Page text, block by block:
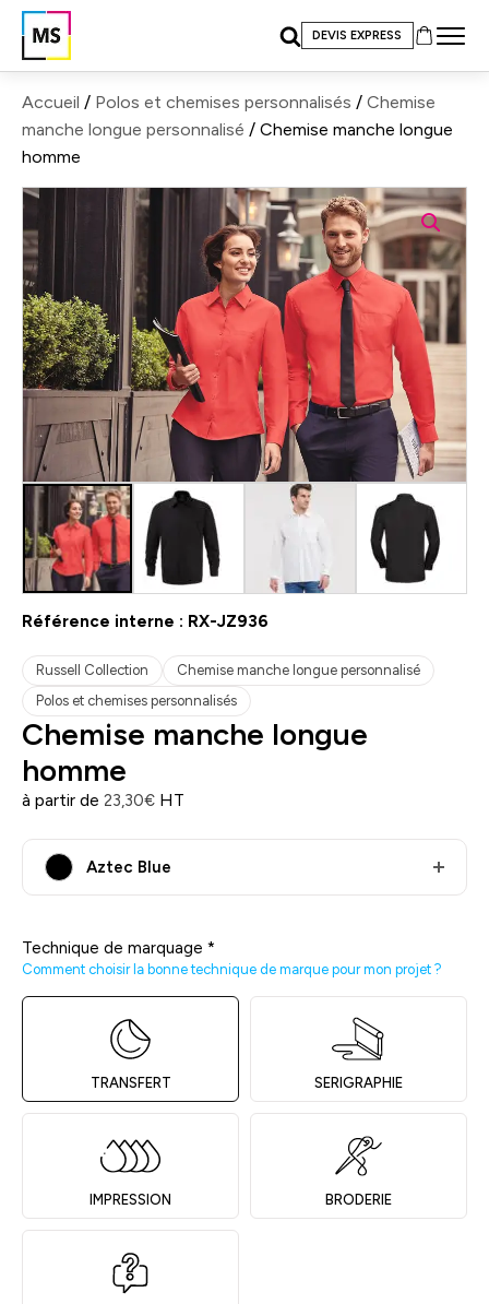
DEVIS EXPRESS
Accueil / Polos et chemises personnalisés / Chemise
manche longue personnalisé / Chemise manche longue
homme
Référence interne : RX-JZ936
Russell Collection
Chemise manche longue personnalisé
Polos et chemises personnalisés
Chemise manche longue
homme
à partir de 23,30€ HT
Aztec Blue
Technique de marquage *
Comment choisir la bonne technique de marque pour mon projet ?
TRANSFERT SERIGRAPHIE
IMPRESSION BRODERIE